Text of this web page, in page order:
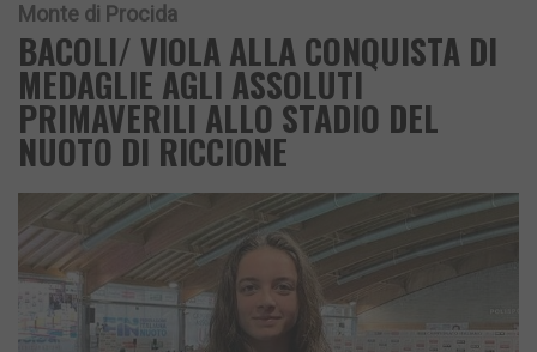
Monte di Procida
BACOLI/ VIOLA ALLA CONQUISTA DI
MEDAGLIE AGLI ASSOLUTI
PRIMAVERILI ALLO STADIO DEL
NUOTO DI RICCIONE